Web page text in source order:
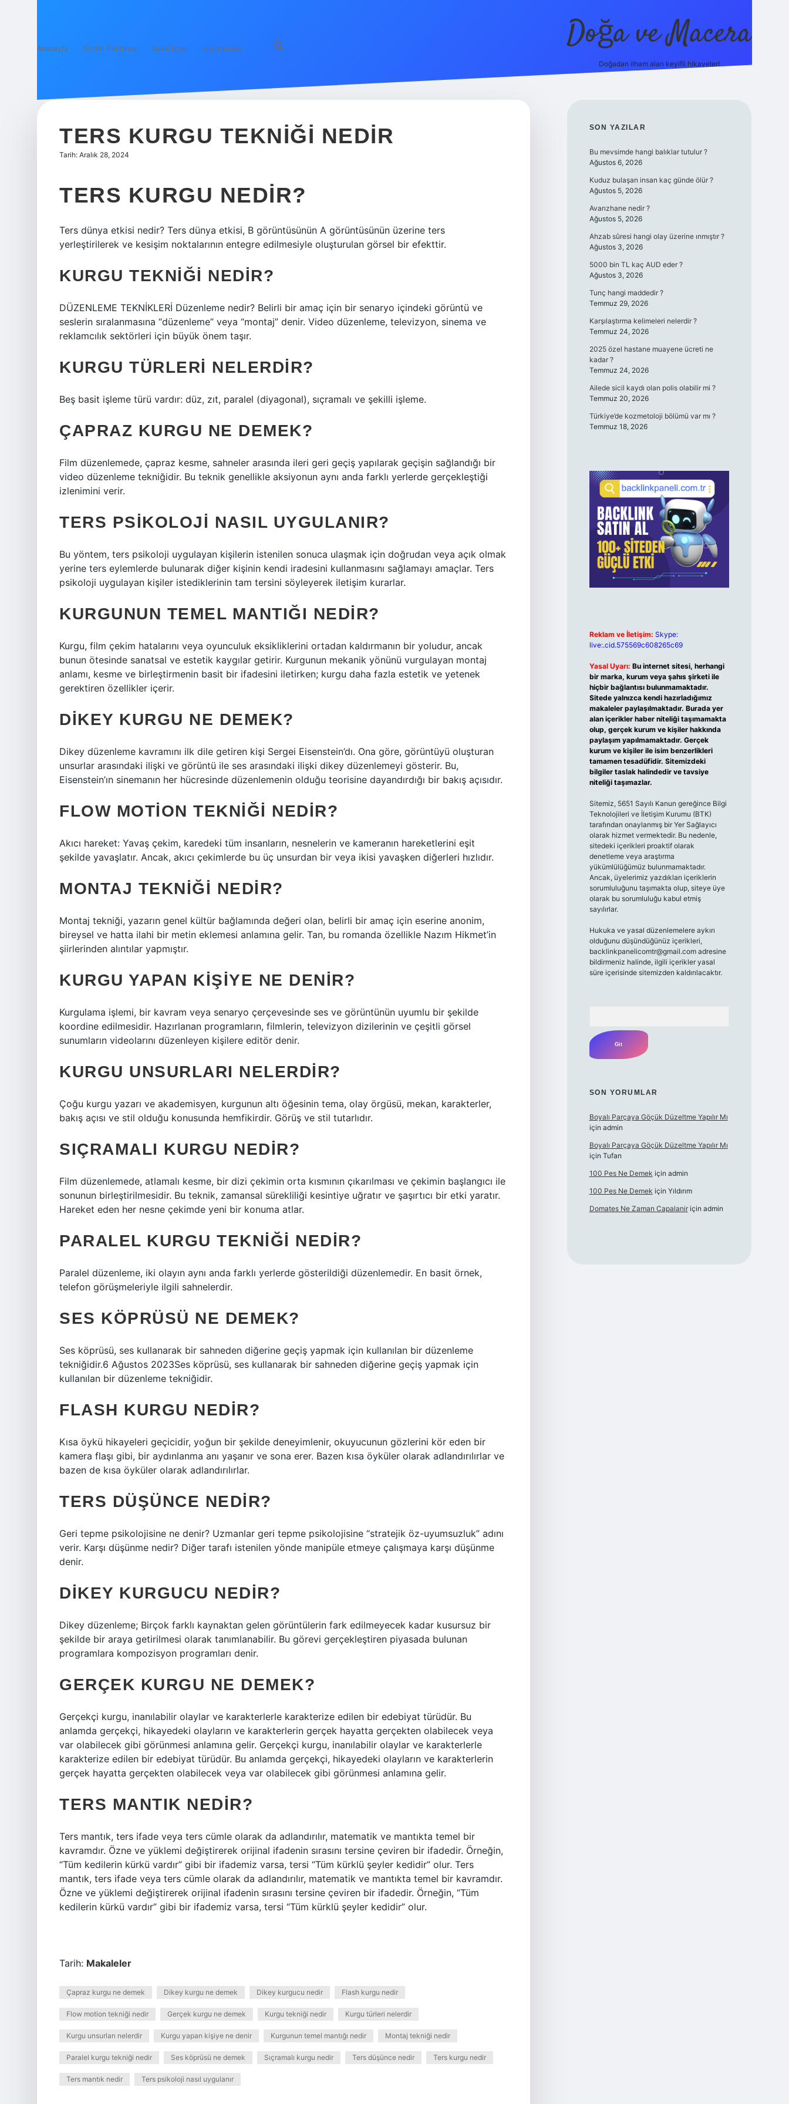
Anasayfa Gizlilik Politikası Yasal Uyarı Hakkımızda Doğa ve Macera
Doğadan ilham alan keyifli hikayeler!
TERS KURGU TEKNIĞI NEDIR
Tarih: Aralık 28, 2024
TERS KURGU NEDIR?
Ters dünya etkisi nedir? Ters dünya etkisi, B görüntüsünün A görüntüsünün üzerine ters
yerleştirilerek ve kesişim noktalarının entegre edilmesiyle oluşturulan görsel bir efekttir.
KURGU TEKNIĞI NEDIR?
DÜZENLEME TEKNİKLERİ Düzenleme nedir? Belirli bir amaç için bir senaryo içindeki görüntü ve
seslerin sıralanmasına “düzenleme” veya “montaj” denir. Video düzenleme, televizyon, sinema ve
reklamcılık sektörleri için büyük önem taşır.
KURGU TÜRLERI NELERDIR?
Beş basit işleme türü vardır: düz, zıt, paralel (diyagonal), sıçramalı ve şekilli işleme.
ÇAPRAZ KURGU NE DEMEK?
Film düzenlemede, çapraz kesme, sahneler arasında ileri geri geçiş yapılarak geçişin sağlandığı bir
video düzenleme tekniğidir. Bu teknik genellikle aksiyonun aynı anda farklı yerlerde gerçekleştiği
izlenimini verir.
TERS PSIKOLOJI NASIL UYGULANIR?
Bu yöntem, ters psikoloji uygulayan kişilerin istenilen sonuca ulaşmak için doğrudan veya açık olmak
yerine ters eylemlerde bulunarak diğer kişinin kendi iradesini kullanmasını sağlamayı amaçlar. Ters
psikoloji uygulayan kişiler istediklerinin tam tersini söyleyerek iletişim kurarlar.
KURGUNUN TEMEL MANTIĞI NEDIR?
Kurgu, film çekim hatalarını veya oyunculuk eksikliklerini ortadan kaldırmanın bir yoludur, ancak
bunun ötesinde sanatsal ve estetik kaygılar getirir. Kurgunun mekanik yönünü vurgulayan montaj
anlamı, kesme ve birleştirmenin basit bir ifadesini iletirken; kurgu daha fazla estetik ve yetenek
gerektiren özellikler içerir.
DIKEY KURGU NE DEMEK?
Dikey düzenleme kavramını ilk dile getiren kişi Sergei Eisenstein’dı. Ona göre, görüntüyü oluşturan
unsurlar arasındaki ilişki ve görüntü ile ses arasındaki ilişki dikey düzenlemeyi gösterir. Bu,
Eisenstein’ın sinemanın her hücresinde düzenlemenin olduğu teorisine dayandırdığı bir bakış açısıdır.
FLOW MOTION TEKNIĞI NEDIR?
Akıcı hareket: Yavaş çekim, karedeki tüm insanların, nesnelerin ve kameranın hareketlerini eşit
şekilde yavaşlatır. Ancak, akıcı çekimlerde bu üç unsurdan bir veya ikisi yavaşken diğerleri hızlıdır.
MONTAJ TEKNIĞI NEDIR?
Montaj tekniği, yazarın genel kültür bağlamında değeri olan, belirli bir amaç için eserine anonim,
bireysel ve hatta ilahi bir metin eklemesi anlamına gelir. Tan, bu romanda özellikle Nazım Hikmet’in
şiirlerinden alıntılar yapmıştır.
KURGU YAPAN KIŞIYE NE DENIR?
Kurgulama işlemi, bir kavram veya senaryo çerçevesinde ses ve görüntünün uyumlu bir şekilde
koordine edilmesidir. Hazırlanan programların, filmlerin, televizyon dizilerinin ve çeşitli görsel
sunumların videolarını düzenleyen kişilere editör denir.
KURGU UNSURLARI NELERDIR?
Çoğu kurgu yazarı ve akademisyen, kurgunun altı öğesinin tema, olay örgüsü, mekan, karakterler,
bakış açısı ve stil olduğu konusunda hemfikirdir. Görüş ve stil tutarlıdır.
SIÇRAMALI KURGU NEDIR?
Film düzenlemede, atlamalı kesme, bir dizi çekimin orta kısmının çıkarılması ve çekimin başlangıcı ile
sonunun birleştirilmesidir. Bu teknik, zamansal sürekliliği kesintiye uğratır ve şaşırtıcı bir etki yaratır.
Hareket eden her nesne çekimde yeni bir konuma atlar.
PARALEL KURGU TEKNIĞI NEDIR?
Paralel düzenleme, iki olayın aynı anda farklı yerlerde gösterildiği düzenlemedir. En basit örnek,
telefon görüşmeleriyle ilgili sahnelerdir.
SES KÖPRÜSÜ NE DEMEK?
Ses köprüsü, ses kullanarak bir sahneden diğerine geçiş yapmak için kullanılan bir düzenleme
tekniğidir.6 Ağustos 2023Ses köprüsü, ses kullanarak bir sahneden diğerine geçiş yapmak için
kullanılan bir düzenleme tekniğidir.
FLASH KURGU NEDIR?
Kısa öykü hikayeleri geçicidir, yoğun bir şekilde deneyimlenir, okuyucunun gözlerini kör eden bir
kamera flaşı gibi, bir aydınlanma anı yaşanır ve sona erer. Bazen kısa öyküler olarak adlandırılırlar ve
bazen de kısa öyküler olarak adlandırılırlar.
TERS DÜŞÜNCE NEDIR?
Geri tepme psikolojisine ne denir? Uzmanlar geri tepme psikolojisine “stratejik öz-uyumsuzluk” adını
verir. Karşı düşünme nedir? Diğer tarafı istenilen yönde manipüle etmeye çalışmaya karşı düşünme
denir.
DIKEY KURGUCU NEDIR?
Dikey düzenleme; Birçok farklı kaynaktan gelen görüntülerin fark edilmeyecek kadar kusursuz bir
şekilde bir araya getirilmesi olarak tanımlanabilir. Bu görevi gerçekleştiren piyasada bulunan
programlara kompozisyon programları denir.
GERÇEK KURGU NE DEMEK?
Gerçekçi kurgu, inanılabilir olaylar ve karakterlerle karakterize edilen bir edebiyat türüdür. Bu
anlamda gerçekçi, hikayedeki olayların ve karakterlerin gerçek hayatta gerçekten olabilecek veya
var olabilecek gibi görünmesi anlamına gelir. Gerçekçi kurgu, inanılabilir olaylar ve karakterlerle
karakterize edilen bir edebiyat türüdür. Bu anlamda gerçekçi, hikayedeki olayların ve karakterlerin
gerçek hayatta gerçekten olabilecek veya var olabilecek gibi görünmesi anlamına gelir.
TERS MANTIK NEDIR?
Ters mantık, ters ifade veya ters cümle olarak da adlandırılır, matematik ve mantıkta temel bir
kavramdır. Özne ve yüklemi değiştirerek orijinal ifadenin sırasını tersine çeviren bir ifadedir. Örneğin,
“Tüm kedilerin kürkü vardır” gibi bir ifademiz varsa, tersi “Tüm kürklü şeyler kedidir” olur. Ters
mantık, ters ifade veya ters cümle olarak da adlandırılır, matematik ve mantıkta temel bir kavramdır.
Özne ve yüklemi değiştirerek orijinal ifadenin sırasını tersine çeviren bir ifadedir. Örneğin, “Tüm
kedilerin kürkü vardır” gibi bir ifademiz varsa, tersi “Tüm kürklü şeyler kedidir” olur.
Tarih: Makaleler
Çapraz kurgu ne demek Dikey kurgu ne demek Dikey kurgucu nedir Flash kurgu nedir
Flow motion tekniği nedir Gerçek kurgu ne demek Kurgu tekniği nedir Kurgu türleri nelerdir
Kurgu unsurları nelerdir Kurgu yapan kişiye ne denir Kurgunun temel mantığı nedir Montaj tekniği nedir
Paralel kurgu tekniği nedir Ses köprüsü ne demek Sıçramalı kurgu nedir Ters düşünce nedir Ters kurgu nedir
Ters mantık nedir Ters psikoloji nasıl uygulanır
SIDEBAR
SON YAZILAR
Bu mevsimde hangi balıklar tutulur ?
Ağustos 6, 2026
Kuduz bulaşan insan kaç günde ölür ?
Ağustos 5, 2026
Avarızhane nedir ?
Ağustos 5, 2026
Ahzab sûresi hangi olay üzerine ınmıştır ?
Ağustos 3, 2026
5000 bin TL kaç AUD eder ?
Ağustos 3, 2026
Tunç hangi maddedir ?
Temmuz 29, 2026
Karşılaştırma kelimeleri nelerdir ?
Temmuz 24, 2026
2025 özel hastane muayene ücreti ne
kadar ?
Temmuz 24, 2026
Ailede sicil kaydı olan polis olabilir mi ?
Temmuz 20, 2026
Türkiye’de kozmetoloji bölümü var mı ?
Temmuz 18, 2026
Reklam ve İletişim: Skype:
live:.cid.575569c608265c69
Yasal Uyarı: Bu internet sitesi, herhangi
bir marka, kurum veya şahıs şirketi ile
hiçbir bağlantısı bulunmamaktadır.
Sitede yalnızca kendi hazırladığımız
makaleler paylaşılmaktadır. Burada yer
alan içerikler haber niteliği taşımamakta
olup, gerçek kurum ve kişiler hakkında
paylaşım yapılmamaktadır. Gerçek
kurum ve kişiler ile isim benzerlikleri
tamamen tesadüfidir. Sitemizdeki
bilgiler taslak halindedir ve tavsiye
niteliği taşımazlar.
Sitemiz, 5651 Sayılı Kanun gereğince Bilgi
Teknolojileri ve İletişim Kurumu (BTK)
tarafından onaylanmış bir Yer Sağlayıcı
olarak hizmet vermektedir. Bu nedenle,
sitedeki içerikleri proaktif olarak
denetleme veya araştırma
yükümlülüğümüz bulunmamaktadır.
Ancak, üyelerimiz yazdıkları içeriklerin
sorumluluğunu taşımakta olup, siteye üye
olarak bu sorumluluğu kabul etmiş
sayılırlar.
Hukuka ve yasal düzenlemelere aykırı
olduğunu düşündüğünüz içerikleri,
backlinkpanelicomtr@gmail.comadresine
bildirmeniz halinde, ilgili içerikler yasal
süre içerisinde sitemizden kaldırılacaktır.
SON YORUMLAR
Boyalı Parçaya Göçük Düzeltme Yapılır Mı
için admin
Boyalı Parçaya Göçük Düzeltme Yapılır Mı
için Tufan
100 Pes Ne Demek için admin
100 Pes Ne Demek için Yıldırım
Domates Ne Zaman Capalaniriçin admin